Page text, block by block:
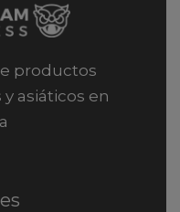
productos
asiáticos en